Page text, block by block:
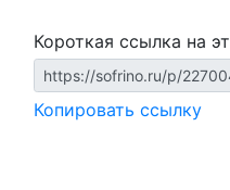
Короткая ссылка на
Копировать ссылку